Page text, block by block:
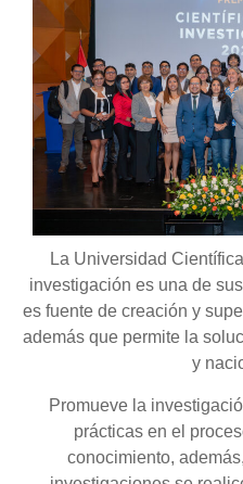
La Universidad
investigación es una de
es fuente de creación y
además que permite la
y
Promueve la
prácticas en el
conocimiento,